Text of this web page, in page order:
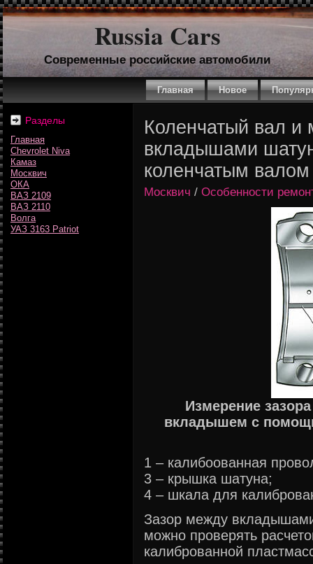
Russia Cars
Современные российские автомобили
Главная Новое
Разделы
Главная
Chevrolet Niva
Камаз
Москвич
ОКА
ВАЗ 2109
ВАЗ 2110
Волга
УАЗ 3163 Patriot
Коленчатый вал и
вкладышами
коленчатым валом
Москвич / Особенности
Измерение
вкладышем с
1 – калибоованная
3 – крышка шатуна;
4 – шкала для
Зазор между
можно проверять
калиброванной